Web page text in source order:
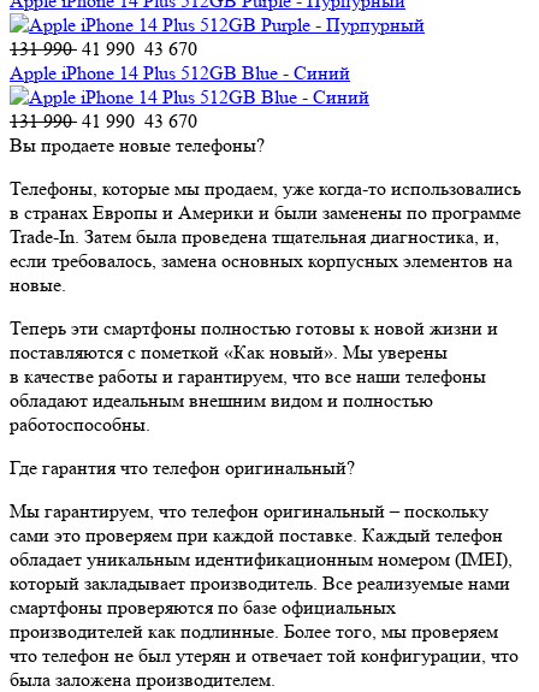
131 990 41 990 43 670
Apple iPhone 14 Plus 512GB Blue - Синий
131 990 41 990 43 670
Вы продаете новые телефоны?
Телефоны, которые мы продаем, уже когда-то использовались
в странах Европы и Америки и были заменены по программе
Trade-In. Затем была проведена тщательная диагностика, и,
если требовалось, замена основных корпусных элементов на
новые.
Теперь эти смартфоны полностью готовы к новой жизни и
поставляются с пометкой «Как новый». Мы уверены
в качестве работы и гарантируем, что все наши телефоны
обладают идеальным внешним видом и полностью
работоспособны.
Где гарантия что телефон оригинальный?
Мы гарантируем, что телефон оригинальный – поскольку
сами это проверяем при каждой поставке. Каждый телефон
обладает уникальным идентификационным номером (IMEI),
который закладывает производитель. Все реализуемые нами
смартфоны проверяются по базе официальных
производителей как подлинные. Более того, мы проверяем
что телефон не был утерян и отвечает той конфигурации, что
была заложена производителем.